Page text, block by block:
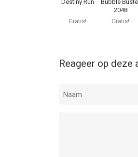
Destiny Run
Gratis!
Bubble
2048
Gratis!
Reageer op deze